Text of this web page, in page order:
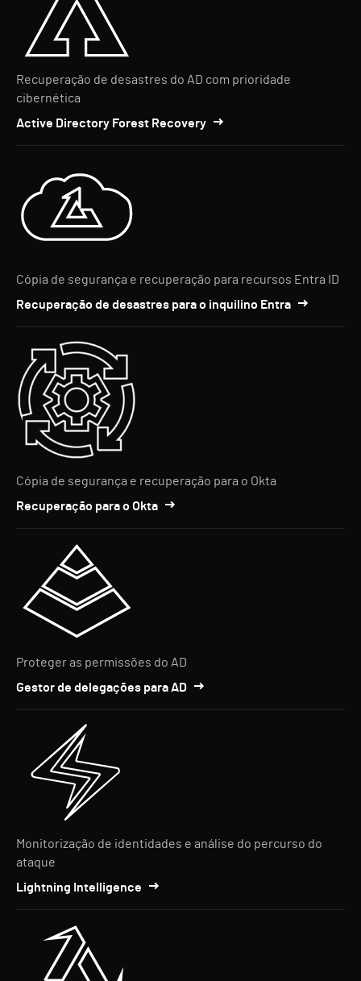
Recuperação de desastres do AD com prioridade
cibernética
Active Directory Forest Recovery
Cópia de segurança e recuperação para recursos Entra ID
Recuperação de desastres para o inquilino Entra
Cópia de segurança e recuperação para o Okta
Recuperação para o Okta
Proteger as permissões do AD
Gestor de delegações para AD
Monitorização de identidades e análise do percurso do
ataque
Lightning Intelligence